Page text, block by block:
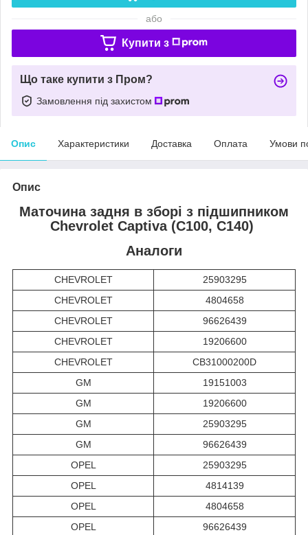
або
Купити з
Що таке купити з Пром?
Замовлення під захистом
Опис Характеристики Доставка Оплата Умови
Опис
Маточина задня в зборі з підшипником
Chevrolet Captiva (C100, C140)
Аналоги
CHEVROLET
25903295
CHEVROLET
4804658
CHEVROLET
96626439
CHEVROLET
19206600
CHEVROLET
CB31000200D
GM
19151003
GM
19206600
GM
25903295
GM
96626439
OPEL
25903295
OPEL
4814139
OPEL
4804658
OPEL
96626439